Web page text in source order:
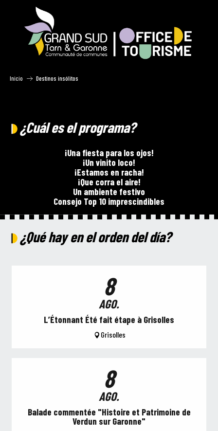
Inicio Destinos insólitos
¿Cuál es el programa?
¡Una fiesta para los ojos!
¡Un vinito loco!
¡Estamos en racha!
¡Que corra el aire!
Un ambiente festivo
Consejo Top 10 imprescindibles
¿Qué hay en el orden del día?
1
ENE.
31
DIC.
8
AGO.
L’Étonnant Été fait étape à Grisolles
Grisolles
8
AGO.
Balade commentée "Histoire et Patrimoine de
Verdun sur Garonne"